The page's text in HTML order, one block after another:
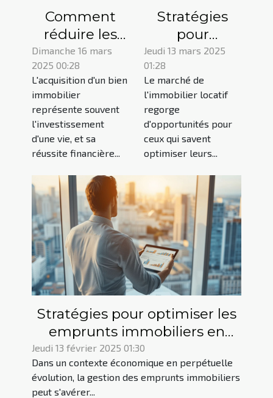
Comment
réduire les
coûts de
votre crédit
immobilier en
choisissant la
bonne
assurance ?
Dimanche 16 mars
2025 00:28
L'acquisition d'un bien
immobilier
représente souvent
l'investissement
d'une vie, et sa
réussite financière...
Stratégies
pour
maximiser la
rentabilité
des biens
immobiliers
locatifs
Jeudi 13 mars 2025
01:28
Le marché de
l'immobilier locatif
regorge
d'opportunités pour
ceux qui savent
optimiser leurs...
Stratégies pour optimiser les
emprunts immobiliers en
période de fluctuations
économiques
Jeudi 13 février 2025 01:30
Dans un contexte économique en perpétuelle
évolution, la gestion des emprunts immobiliers
peut s'avérer...